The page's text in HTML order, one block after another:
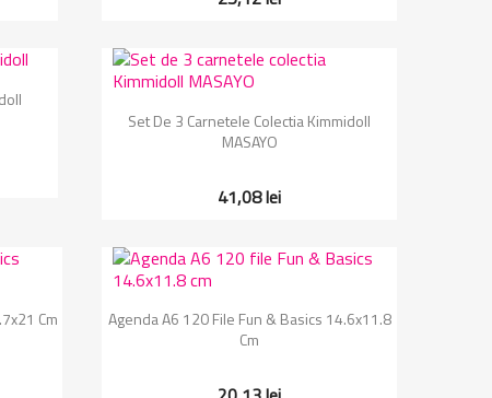
Vizualizare rapida
Set De 3 Carnetele Colectia Kimmidoll
MASAYO
41,08 lei
Cm Vizualizare rapida
Agenda A6 120 File Fun & Basics 14.6x11.8
Cm